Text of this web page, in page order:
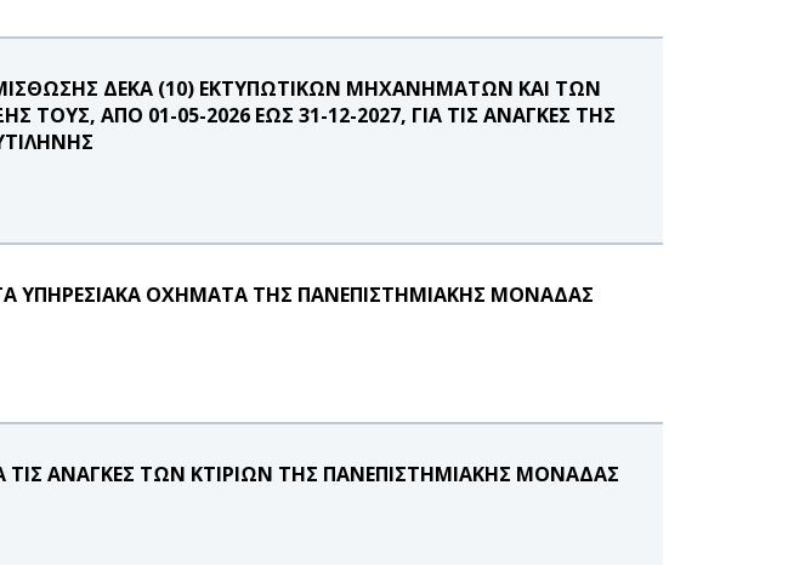
ΔΕΚΑ (10) ΕΚΤΥΠΩΤΙΚΩΝ ΜΗΧΑΝΗΜΑΤΩΝ ΚΑΙ ΤΩΝ
ΤΟΥΣ, ΑΠΟ 01-05-2026 ΕΩΣ 31-12-2027, ΓΙΑ ΤΙΣ ΑΝΑΓΚΕΣ ΤΗΣ
ΥΠΗΡΕΣΙΑΚΑ ΟΧΗΜΑΤΑ ΤΗΣ ΠΑΝΕΠΙΣΤΗΜΙΑΚΗΣ ΜΟΝΑΔΑΣ
ΤΙΣ ΑΝΑΓΚΕΣ ΤΩΝ ΚΤΙΡΙΩΝ ΤΗΣ ΠΑΝΕΠΙΣΤΗΜΙΑΚΗΣ ΜΟΝΑΔΑΣ